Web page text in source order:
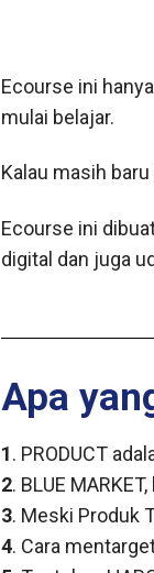
Ecourse ini
mulai belajar.
Kalau masih
Ecourse ini
digital dan juga
Apa
1. PRODUCT
2. BLUE
3. Meski Produk
4. Cara